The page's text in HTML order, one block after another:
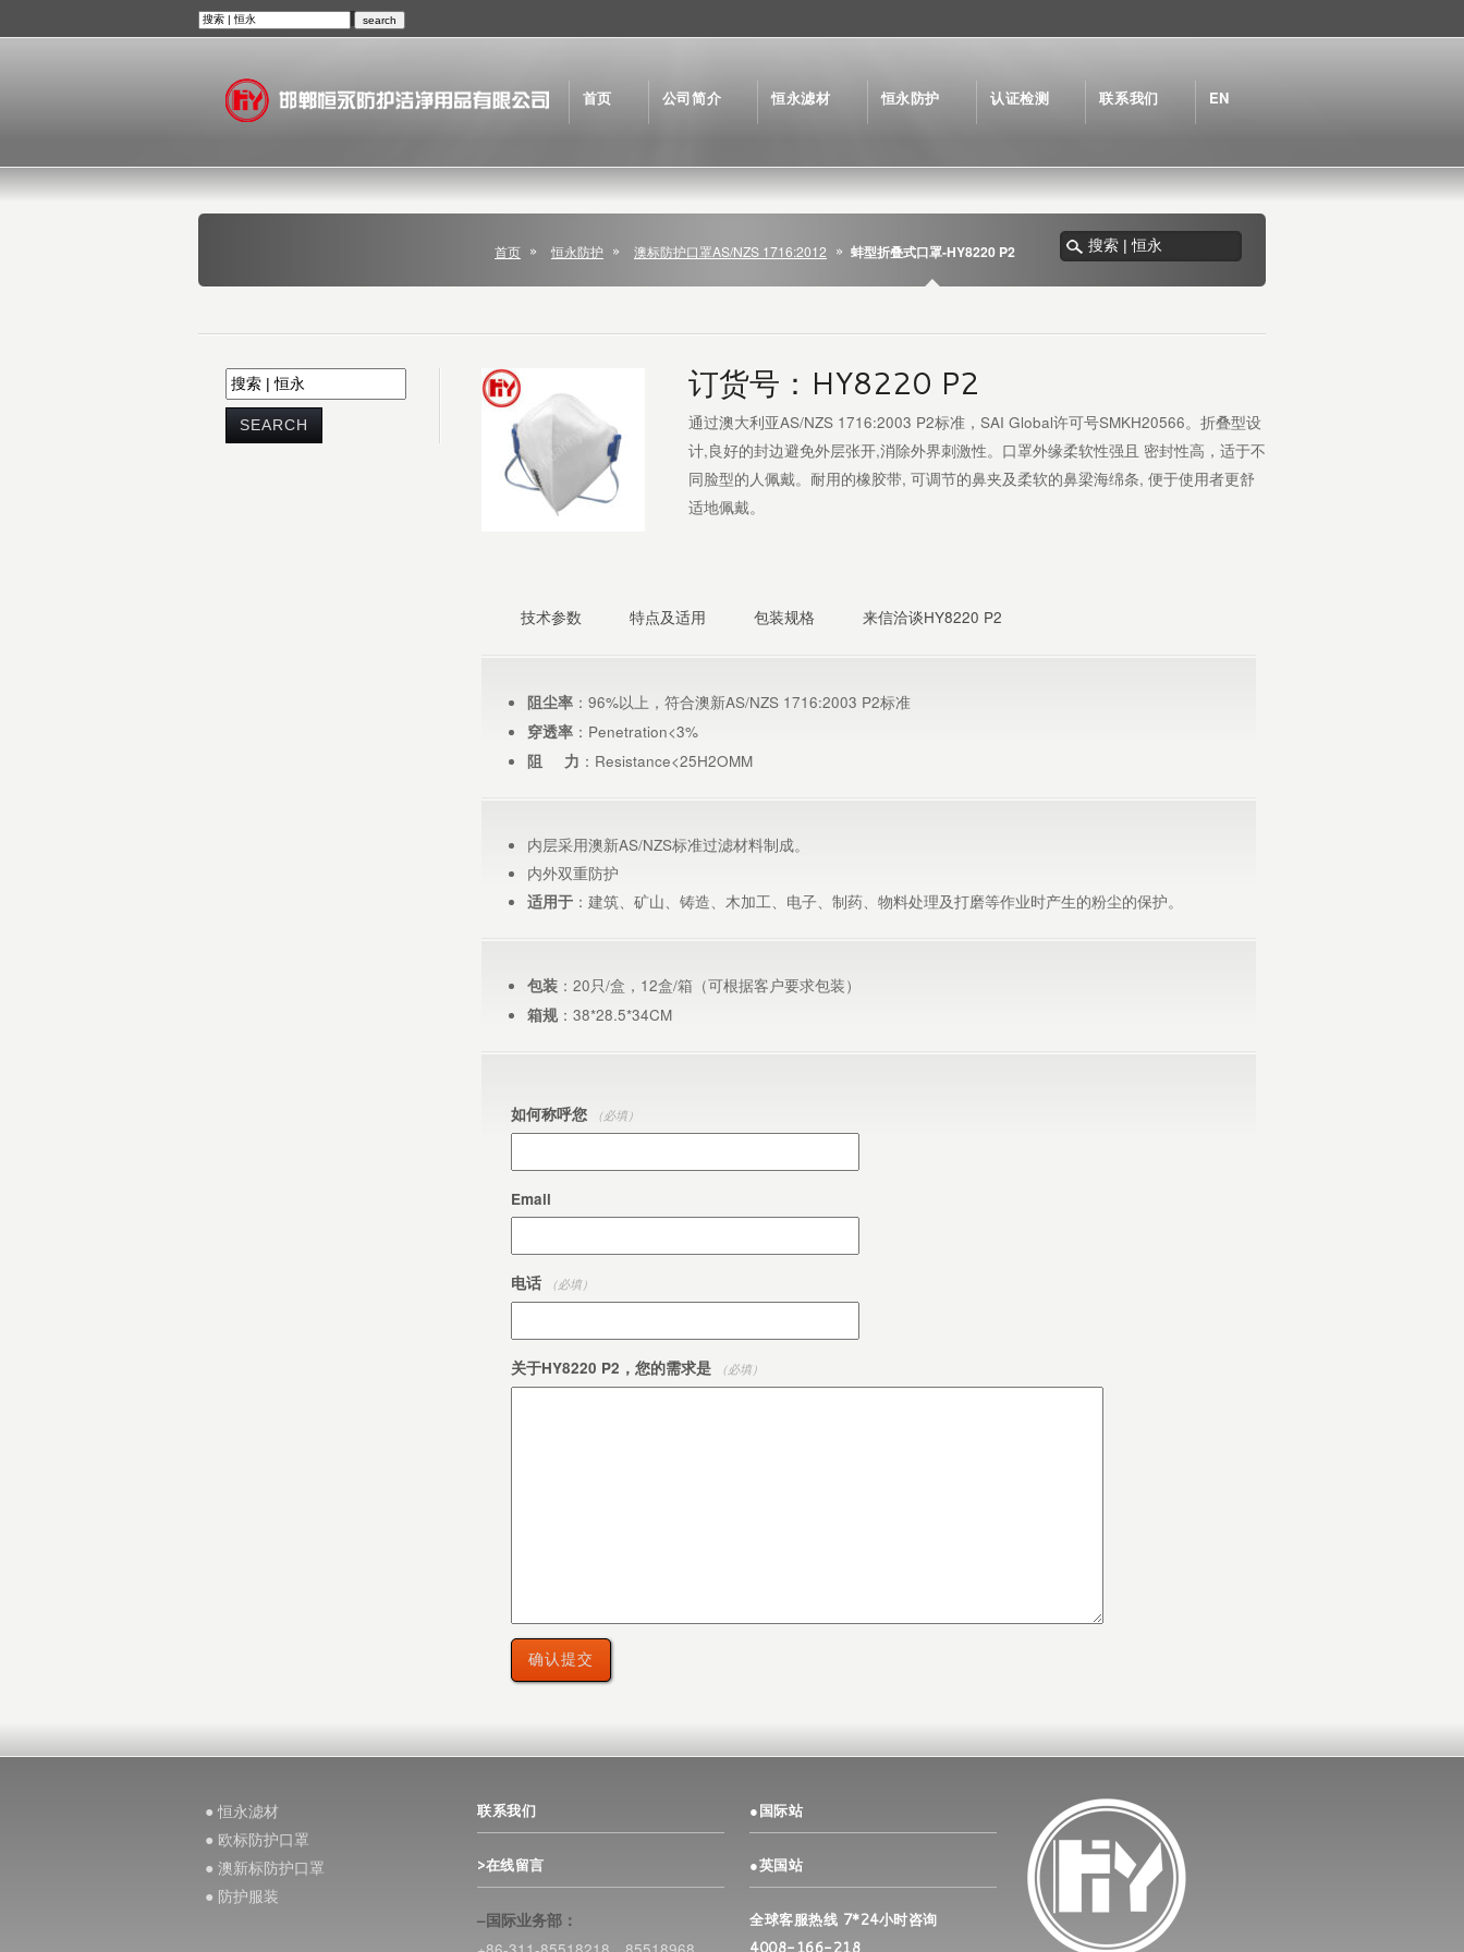
首页 公司简介 恒永滤材 恒永防护 认证检测 联系我们 EN
首页 恒永防护 澳标防护口罩AS/NZS 1716:2012 蚌型折叠式口罩-HY8220 P2
订货号：HY8220 P2
通过澳大利亚AS/NZS 1716:2003 P2标准，SAI Global许可号SMKH20566。折叠型设
计,良好的封边避免外层张开,消除外界刺激性。口罩外缘柔软性强且 密封性高，适于不
同脸型的人佩戴。耐用的橡胶带, 可调节的鼻夹及柔软的鼻梁海绵条, 便于使用者更舒
适地佩戴。
技术参数 特点及适用 包装规格 来信洽谈HY8220 P2
阻尘率 ：96%以上，符合澳新AS/NZS 1716:2003 P2标准
穿透率 ：Penetration<3%
阻 力 ：Resistance<25H2OMM
内层采用澳新AS/NZS标准过滤材料制成。
内外双重防护
适用于 ：建筑、矿山、铸造、木加工、电子、制药、物料处理及打磨等作业时产生的粉尘的保护。
包装 ：20只/盒，12盒/箱（可根据客户要求包装）
箱规：38*28.5*34CM
如何称呼您 （必填）
Email
电话 （必填）
关于HY8220 P2，您的需求是 （必填）
● 恒永滤材
● 欧标防护口罩
● 澳新标防护口罩
● 防护服装
联系我们
>在线留言
–国际业务部：
●国际站
●英国站
全球客服热线 7*24小时咨询
4008-166-218